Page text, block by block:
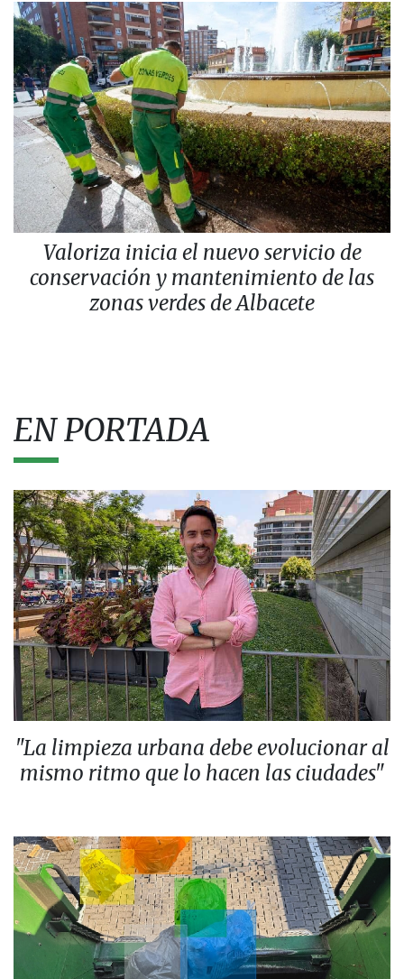
Valoriza inicia el nuevo servicio de
conservación y mantenimiento de las
zonas verdes de Albacete
EN PORTADA
"La limpieza urbana debe evolucionar al
mismo ritmo que lo hacen las ciudades"